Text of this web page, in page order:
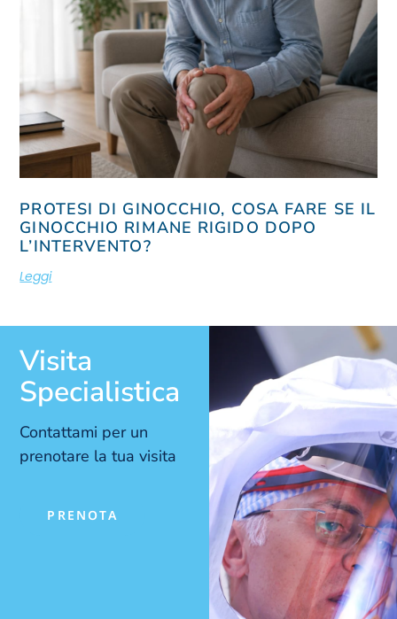
PROTESI DI GINOCCHIO, COSA FARE SE IL
GINOCCHIO RIMANE RIGIDO DOPO
L’INTERVENTO?
Leggi
Visita
Specialistica
Contattami per un
prenotare la tua visita
PRENOTA